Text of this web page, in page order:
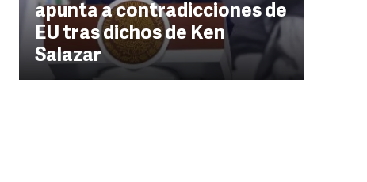
apunta a contradicciones de
EU tras dichos de Ken
Salazar